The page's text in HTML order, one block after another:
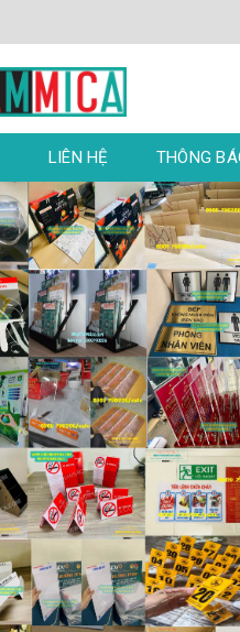
LIÊN HỆ THÔNG